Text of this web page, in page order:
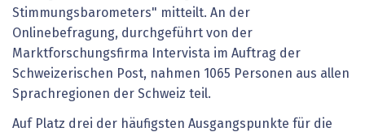
Stimmungsbarometers" mitteilt. An der
Onlinebefragung, durchgeführt von der
Marktforschungsfirma Intervista im Auftrag der
Schweizerischen Post, nahmen 1065 Personen aus allen
Sprachregionen der Schweiz teil.
Auf Platz drei der häufigsten Ausgangspunkte für die